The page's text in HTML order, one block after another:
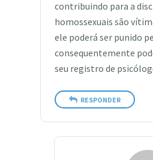
contribuindo para a
homossexuais são
ele poderá ser punido
consequentemente
seu registro de
RESPONDER